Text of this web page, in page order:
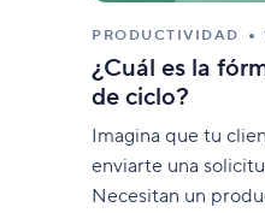
PRODUCTIVIDAD
¿Cuál es la
de ciclo?
Imagina que tu
enviarte una
Necesitan un